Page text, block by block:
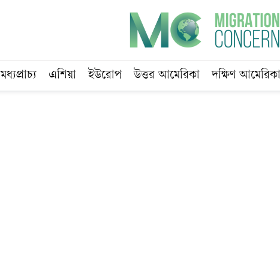
মধ্যপ্রাচ্য এশিয়া ইউরোপ উত্তর আমেরিকা দক্ষিণ আমেরিকা